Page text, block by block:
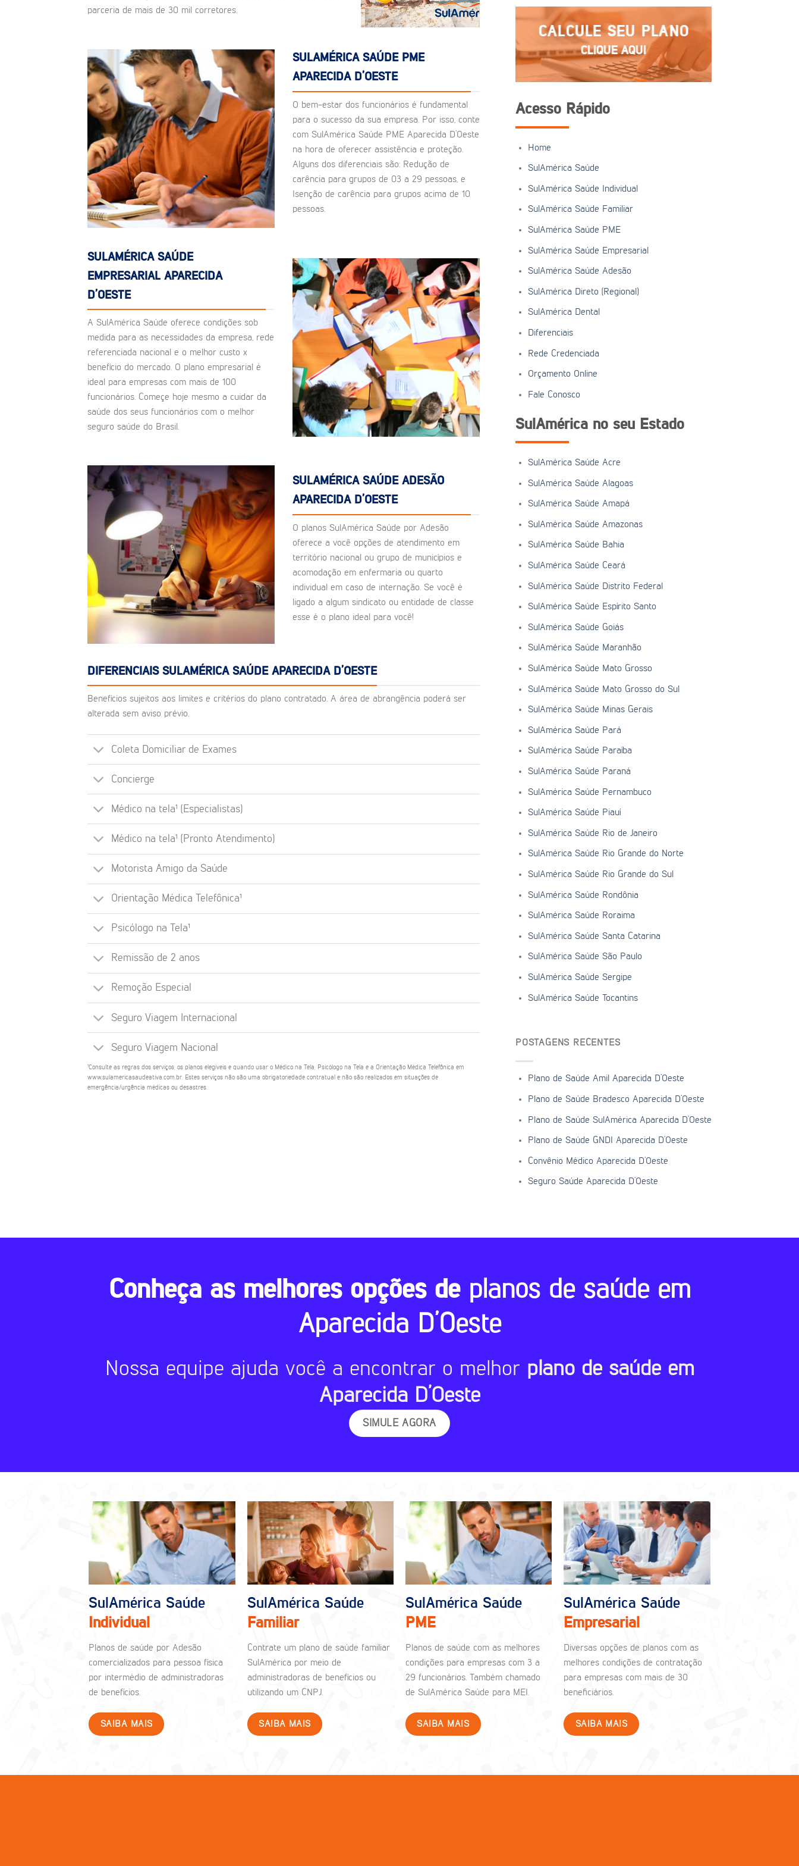
parceria de mais de 30 mil corretores.
SULAMÉRICA SAÚDE PME
APARECIDA D’OESTE
O bem-estar dos funcionários é fundamental
para o sucesso da sua empresa. Por isso, conte
com SulAmérica Saúde PME Aparecida D’Oeste
na hora de oferecer assistência e proteção.
Alguns dos diferenciais são: Redução de
carência para grupos de 03 a 29 pessoas, e
Isenção de carência para grupos acima de 10
pessoas.
SULAMÉRICA SAÚDE
EMPRESARIAL APARECIDA
D’OESTE
A SulAmérica Saúde oferece condições sob
medida para as necessidades da empresa, rede
referenciada nacional e o melhor custo x
benefício do mercado. O plano empresarial é
ideal para empresas com mais de 100
funcionários. Começe hoje mesmo a cuidar da
saúde dos seus funcionários com o melhor
seguro saúde do Brasil.
SULAMÉRICA SAÚDE ADESÃO
APARECIDA D’OESTE
O planos SulAmérica Saúde por Adesão
oferece a você opções de atendimento em
território nacional ou grupo de municípios e
acomodação em enfermaria ou quarto
individual em caso de internação. Se você é
ligado a algum sindicato ou entidade de classe
esse é o plano ideal para você!
DIFERENCIAIS SULAMÉRICA SAÚDE APARECIDA D’OESTE
Benefícios sujeitos aos limites e critérios do plano contratado. A área de abrangência poderá ser
alterada sem aviso prévio.
Coleta Domiciliar de Exames
Concierge
Médico na tela¹ (Especialistas)
Médico na tela¹ (Pronto Atendimento)
Motorista Amigo da Saúde
Orientação Médica Telefônica¹
Psicólogo na Tela¹
Remissão de 2 anos
Remoção Especial
Seguro Viagem Internacional
Seguro Viagem Nacional
¹Consulte as regras dos serviços, os planos elegíveis e quando usar o Médico na Tela, Psicólogo na Tela e a Orientação Médica Telefônica em
www.sulamericasaudeativa.com.br. Estes serviços não são uma obrigatoriedade contratual e não são realizados em situações de
emergência/urgência médicas ou desastres.
CALCULE SEU PLANO
CLIQUE AQUI
Acesso Rápido
Home
SulAmérica Saúde
SulAmérica Saúde Individual
SulAmérica Saúde Familiar
SulAmérica Saúde PME
SulAmérica Saúde Empresarial
SulAmérica Saúde Adesão
SulAmérica Direto (Regional)
SulAmérica Dental
Diferenciais
Rede Credenciada
Orçamento Online
Fale Conosco
SulAmérica no seu Estado
SulAmérica Saúde Acre
SulAmérica Saúde Alagoas
SulAmérica Saúde Amapá
SulAmérica Saúde Amazonas
SulAmérica Saúde Bahia
SulAmérica Saúde Ceará
SulAmérica Saúde Distrito Federal
SulAmérica Saúde Espírito Santo
SulAmérica Saúde Goiás
SulAmérica Saúde Maranhão
SulAmérica Saúde Mato Grosso
SulAmérica Saúde Mato Grosso do Sul
SulAmérica Saúde Minas Gerais
SulAmérica Saúde Pará
SulAmérica Saúde Paraíba
SulAmérica Saúde Paraná
SulAmérica Saúde Pernambuco
SulAmérica Saúde Piauí
SulAmérica Saúde Rio de Janeiro
SulAmérica Saúde Rio Grande do Norte
SulAmérica Saúde Rio Grande do Sul
SulAmérica Saúde Rondônia
SulAmérica Saúde Roraima
SulAmérica Saúde Santa Catarina
SulAmérica Saúde São Paulo
SulAmérica Saúde Sergipe
SulAmérica Saúde Tocantins
POSTAGENS RECENTES
Plano de Saúde Amil Aparecida D’Oeste
Plano de Saúde Bradesco Aparecida D’Oeste
Plano de Saúde SulAmérica Aparecida D’Oeste
Plano de Saúde GNDI Aparecida D’Oeste
Convênio Médico Aparecida D’Oeste
Seguro Saúde Aparecida D’Oeste
Conheça as melhores opções de planos de saúde em
Aparecida D’Oeste
Nossa equipe ajuda você a encontrar o melhor plano de saúde em
Aparecida D’Oeste
SIMULE AGORA
SulAmérica Saúde
Individual
Planos de saúde por Adesão
comercializados para pessoa física
por intermédio de administradoras
de benefícios.
SAIBA MAIS
SulAmérica Saúde
Familiar
Contrate um plano de saúde familiar
SulAmérica por meio de
administradoras de benefícios ou
utilizando um CNPJ.
SAIBA MAIS
SulAmérica Saúde
PME
Planos de saúde com as melhores
condições para empresas com 3 a
29 funcionários. Também chamado
de SulAmérica Saúde para MEI.
SAIBA MAIS
SulAmérica Saúde
Empresarial
Diversas opções de planos com as
melhores condições de contratação
para empresas com mais de 30
beneficiários.
SAIBA MAIS